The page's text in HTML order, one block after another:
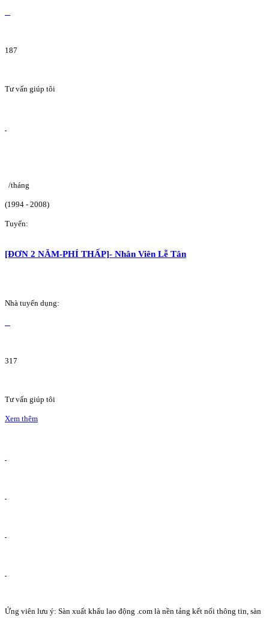
187
Tư vấn giúp tôi
/tháng
(1994 - 2008)
Tuyển:
[ĐƠN 2 NĂM-PHÍ THẤP]- Nhân Viên Lễ Tân
Nhà tuyển dụng:
317
Tư vấn giúp tôi
Xem thêm
Ứng viên lưu ý: Sàn xuất khẩu lao động .com là nền tảng kết nối thông tin, sàn